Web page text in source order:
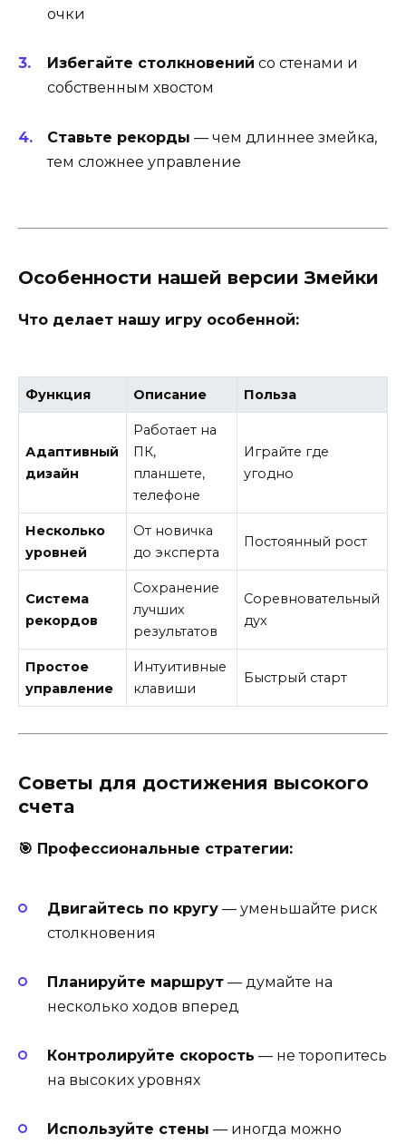
очки
Избегайте столкновений со стенами и
собственным хвостом
Ставьте рекорды — чем длиннее змейка,
тем сложнее управление
Особенности нашей версии Змейки
Что делает нашу игру особенной:
Функция Описание Польза
Адаптивный
дизайн
Работает на
ПК,
планшете,
телефоне
Играйте где
угодно
Несколько
уровней
От новичка
до эксперта
Постоянный рост
Система
рекордов
Сохранение
лучших
результатов
Соревновательный
дух
Простое
управление
Интуитивные
клавиши
Быстрый старт
Советы для достижения высокого
счета
🎯 Профессиональные стратегии:
Двигайтесь по кругу — уменьшайте риск
столкновения
Планируйте маршрут — думайте на
несколько ходов вперед
Контролируйте скорость — не торопитесь
на высоких уровнях
Используйте стены — иногда можно